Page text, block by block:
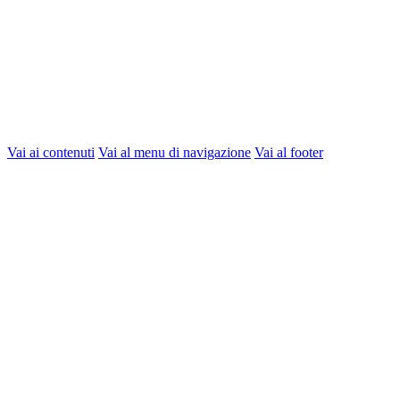
Vai ai contenuti Vai al menu di navigazione Vai al footer